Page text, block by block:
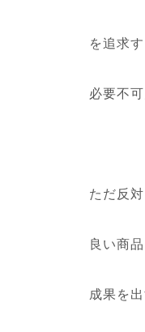
を追求
必要不
ただ反対
良い商
成果を